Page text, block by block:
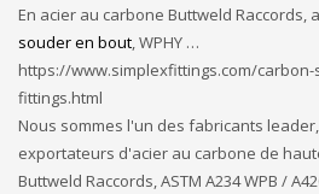
En acier au carbone Buttweld Raccords,
souder en bout, WPHY …
https://www.simplexfittings.com/
fittings.html
Nous sommes l'un des fabricants
exportateurs d'acier au carbone de
Buttweld Raccords, ASTM A234 WPB /